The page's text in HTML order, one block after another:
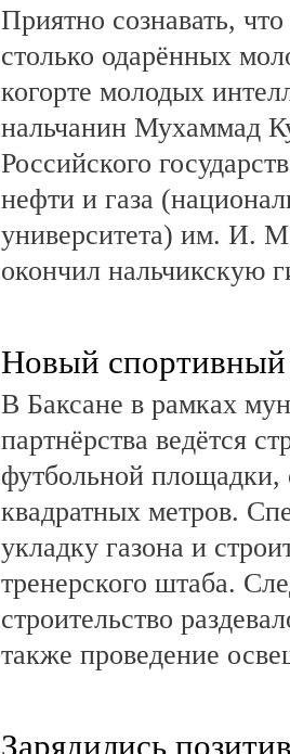
Приятно сознавать,
столько одарённых
когорте молодых
нальчанин Мухаммад
Российского
нефти и газа
университета) им. И.
окончил нальчикскую
Новый спортивный
В Баксане в рамках
партнёрства ведётся
футбольной
квадратных метров.
укладку газона и
тренерского штаба.
строительство
также проведение
Зарядились